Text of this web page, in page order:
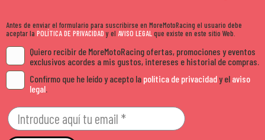
Antes de enviar el formulario para suscribirse en MoreMotoRacing el usuario debe
aceptar la POLÍTICA DE PRIVACIDADy el AVISO LEGALque existe en este sitio Web.
Quiero recibir de MoreMotoRacing ofertas, promociones y eventos
exclusivos acordes a mis gustos, intereses e historial de compras.
Confirmo que he leído y acepto la política de privacidady el aviso
legal.